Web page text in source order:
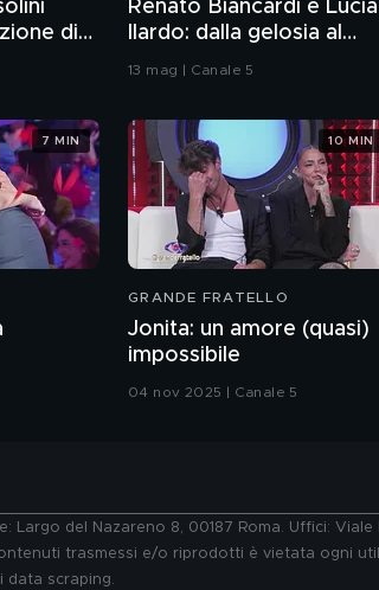
di
Renato Biancardi e Lucia
Ilardo: dalla gelosia al
13 mag | Canale 5
7 MIN
GRANDE FRATELLO
Jonita: un amore (quasi)
impossibile
04 nov 2025 | Canale 5
10 MIN
Largo del Nazareno 8, 00187 Roma. Uffici:
trasmessi e/o riprodotti è vietata ogni
data scraping.